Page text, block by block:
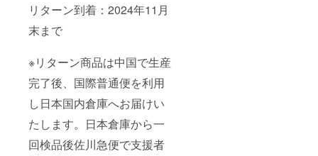
リターン到着：2024年11月
末まで
※リターン商品は中国で生産
完了後、国際普通便を利用
し日本国内倉庫へお届けい
たします。日本倉庫から一
回検品後佐川急便で支援者